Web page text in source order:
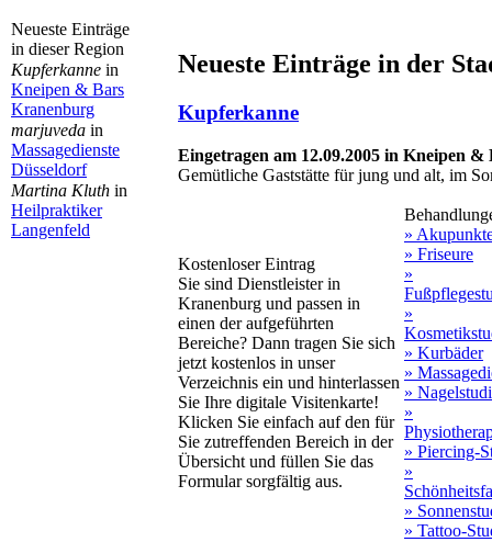
Neueste Einträge
in dieser Region
Kupferkanne in
Kneipen & Bars
Kranenburg
marjuveda in
Massagedienste
Düsseldorf
Martina Kluth in
Heilpraktiker
Langenfeld
Neueste Einträge in der
Kupferkanne
Eingetragen am 12.09.2005 in Kneipen &
Gemütliche Gaststätte für jung und alt, im
Kostenloser Eintrag
Sie sind Dienstleister in
Kranenburg und passen in
einen der aufgeführten
Bereiche? Dann tragen Sie sich
jetzt kostenlos in unser
Verzeichnis ein und hinterlassen
Sie Ihre digitale Visitenkarte!
Klicken Sie einfach auf den für
Sie zutreffenden Bereich in der
Übersicht und füllen Sie das
Formular sorgfältig aus.
»
» Friseure
»
»
» Kurbäder
»
»
»
» Piercing-
»
»
» Tattoo-